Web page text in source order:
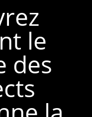
le
des